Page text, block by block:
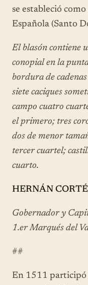
se estableció
Española (Santo
El blasón contiene
conopial en la
bordura de
siete caciques
campo cuatro
el primero; tres
dos de menor
tercer cuartel;
cuarto.
HERNÁN
Gobernador y
1.er Marqués del
##
En 1511 participó